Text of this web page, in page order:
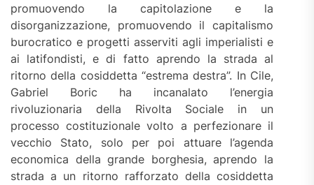
promuovendo la capitolazione e la
disorganizzazione, promuovendo il capitalismo
burocratico e progetti asserviti agli imperialisti e
ai latifondisti, e di fatto aprendo la strada al
ritorno della cosiddetta “estrema destra”. In Cile,
Gabriel Boric ha incanalato l’energia
rivoluzionaria della Rivolta Sociale in un
processo costituzionale volto a perfezionare il
vecchio Stato, solo per poi attuare l’agenda
economica della grande borghesia, aprendo la
strada a un ritorno rafforzato della cosiddetta